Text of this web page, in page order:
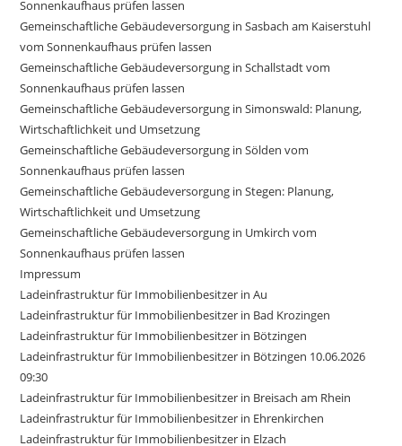
Sonnenkaufhaus prüfen lassen
Gemeinschaftliche Gebäudeversorgung in Sasbach am Kaiserstuhl
vom Sonnenkaufhaus prüfen lassen
Gemeinschaftliche Gebäudeversorgung in Schallstadt vom
Sonnenkaufhaus prüfen lassen
Gemeinschaftliche Gebäudeversorgung in Simonswald: Planung,
Wirtschaftlichkeit und Umsetzung
Gemeinschaftliche Gebäudeversorgung in Sölden vom
Sonnenkaufhaus prüfen lassen
Gemeinschaftliche Gebäudeversorgung in Stegen: Planung,
Wirtschaftlichkeit und Umsetzung
Gemeinschaftliche Gebäudeversorgung in Umkirch vom
Sonnenkaufhaus prüfen lassen
Impressum
Ladeinfrastruktur für Immobilienbesitzer in Au
Ladeinfrastruktur für Immobilienbesitzer in Bad Krozingen
Ladeinfrastruktur für Immobilienbesitzer in Bötzingen
Ladeinfrastruktur für Immobilienbesitzer in Bötzingen 10.06.2026
09:30
Ladeinfrastruktur für Immobilienbesitzer in Breisach am Rhein
Ladeinfrastruktur für Immobilienbesitzer in Ehrenkirchen
Ladeinfrastruktur für Immobilienbesitzer in Elzach